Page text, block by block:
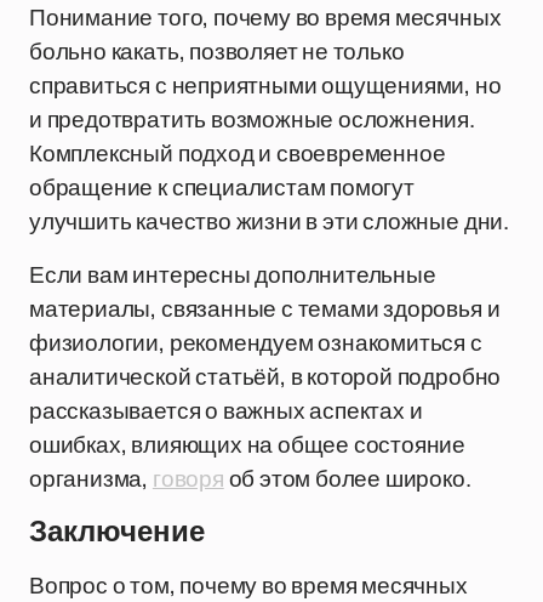
Понимание того, почему во время месячных
больно какать, позволяет не только
справиться с неприятными ощущениями, но
и предотвратить возможные осложнения.
Комплексный подход и своевременное
обращение к специалистам помогут
улучшить качество жизни в эти сложные дни.
Если вам интересны дополнительные
материалы, связанные с темами здоровья и
физиологии, рекомендуем ознакомиться с
аналитической статьёй, в которой подробно
рассказывается о важных аспектах и
ошибках, влияющих на общее состояние
организма, говоряоб этом более широко.
Заключение
Вопрос о том, почему во время месячных